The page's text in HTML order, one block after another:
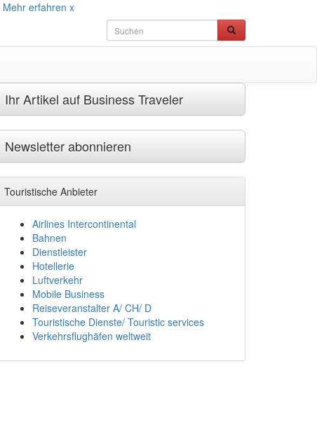
Mehr erfahren x
Ihr Artikel auf Business Traveler
Newsletter abonnieren
Touristische Anbieter
Airlines Intercontinental
Bahnen
Dienstleister
Hotellerie
Luftverkehr
Mobile Business
Reiseveranstalter A/ CH/ D
Touristische Dienste/ Touristic services
Verkehrsflughäfen weltweit